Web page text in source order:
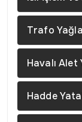
Trafo
Havalı Alet
Hadde